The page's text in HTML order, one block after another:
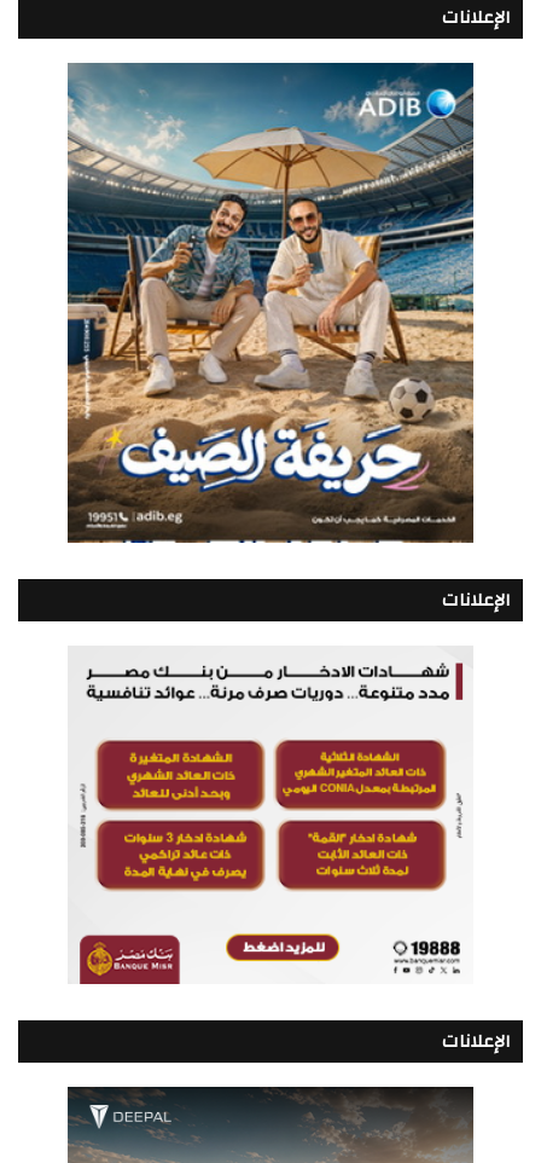
الإعلانات
الإعلانات
الإعلانات